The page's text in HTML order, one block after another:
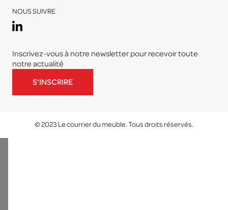
NOUS SUIVRE
Inscrivez-vous à notre newsletter pour recevoir toute
notre actualité
S'INSCRIRE
© 2023 Le courrier du meuble. Tous droits réservés.